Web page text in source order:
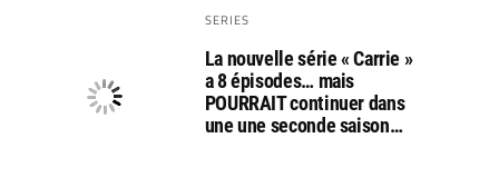
SERIES
La nouvelle série « Carrie »
a 8 épisodes… mais
POURRAIT continuer dans
une une seconde saison…